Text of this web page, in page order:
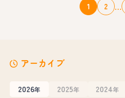
1 2 …
アーカイブ
2026年 2025年 2024年